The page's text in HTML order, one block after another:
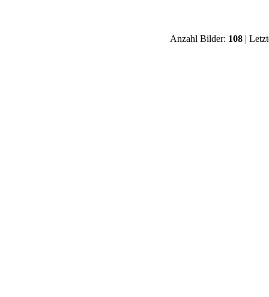
Anzahl Bilder: 108|